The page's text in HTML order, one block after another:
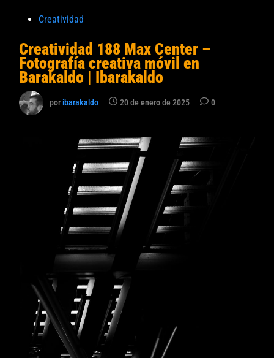
Publicado
Creatividad
Creatividad 188 Max Center –
Fotografía creativa móvil en
Barakaldo | Ibarakaldo
poribarakaldo 20 de enero de 2025 0